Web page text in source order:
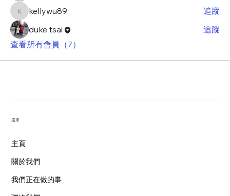
kellywu89
kellywu89
追蹤
duke tsai
追蹤
查看所有會員（7）
主頁
關於我們
我們正在做的事
​選單